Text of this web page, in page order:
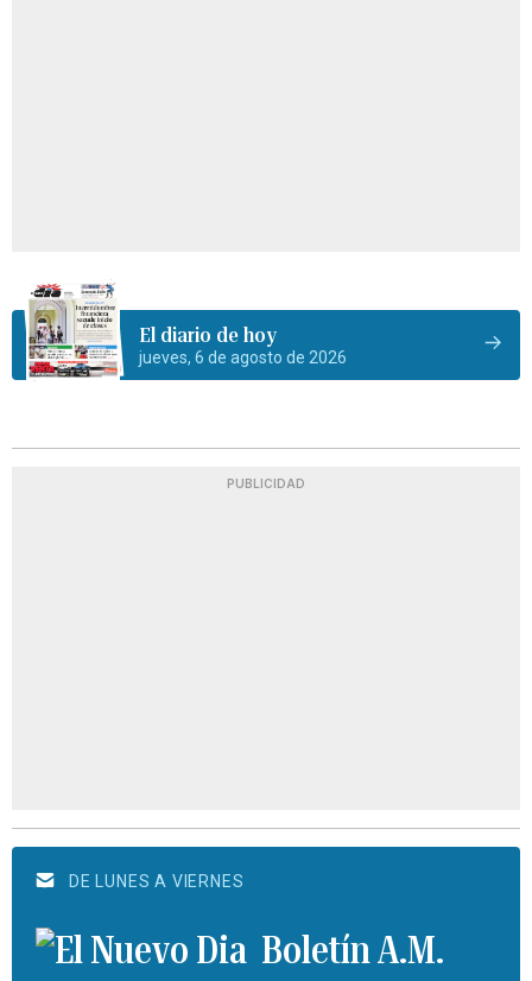
El diario de hoy
jueves, 6 de agosto de 2026
PUBLICIDAD
DE LUNES A VIERNES
Boletín A.M.